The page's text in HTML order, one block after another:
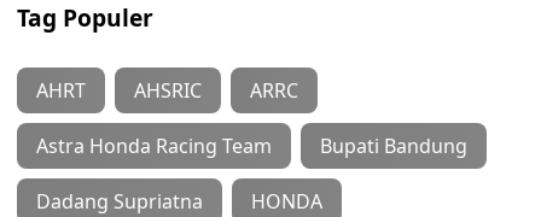
Tag Populer
AHRT AHSRIC ARRC
Astra Honda Racing Team Bupati Bandung
Dadang Supriatna HONDA